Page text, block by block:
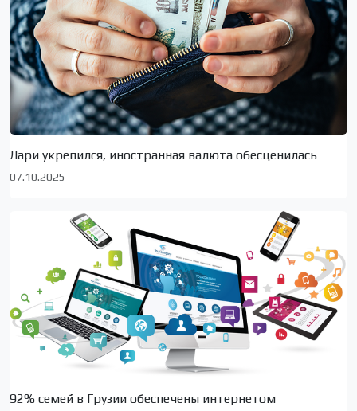
Лари укрепился, иностранная валюта обесценилась
07.10.2025
92% семей в Грузии обеспечены интернетом